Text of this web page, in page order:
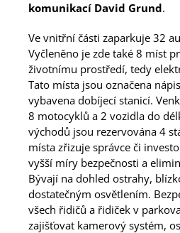
komunikací David Grund.
Ve vnitřní části zaparkuje 32
Vyčleněno je zde také 8 míst
životnímu prostředí, tedy
Tato místa jsou označena
vybavena dobíjecí stanicí.
8 motocyklů a 2 vozidla do
východů jsou rezervována 4
místa zřizuje správce či
vyšší míry bezpečnosti a
Bývají na dohled ostrahy,
dostatečným osvětlením.
všech řidičů a řidiček v
zajišťovat kamerový systém,